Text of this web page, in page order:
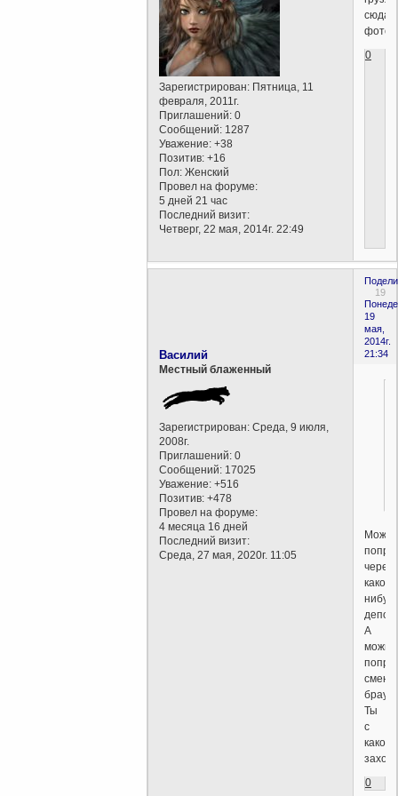
Зарегистрирован: Пятница, 11
февраля, 2011г.
Приглашений: 0
Сообщений: 1287
Уважение: +38
Позитив: +16
Пол: Женский
Провел на форуме:
5 дней 21 час
Последний визит:
Четверг, 22 мая, 2014г. 22:49
сюда
фото?
0
19
19
мая,
2014г.
21:34
Василий
Местный блаженный
Зарегистрирован: Среда, 9 июля,
2008г.
Приглашений: 0
Сообщений: 17025
Уважение: +516
Позитив: +478
Провел на форуме:
4 месяца 16 дней
Последний визит:
Среда, 27 мая, 2020г. 11:05
Можно
через
какой-
А
можно
Ты
с
какого
0